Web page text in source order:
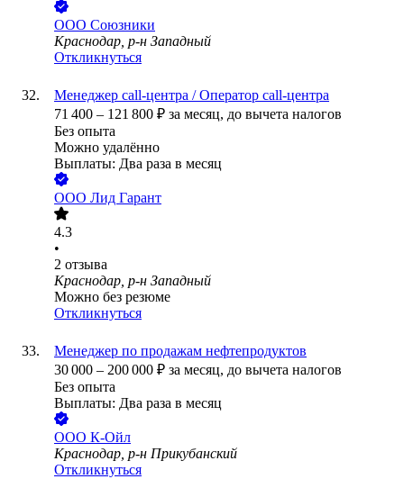
ООО Союзники
Краснодар, р-н Западный
Откликнуться
Менеджер call-центра / Оператор call-центра
71 400 – 121 800 ₽ за месяц, до вычета налогов
Без опыта
Можно удалённо
Выплаты: Два раза в месяц
ООО Лид Гарант
4.3
•
2 отзыва
Краснодар, р-н Западный
Можно без резюме
Откликнуться
Менеджер по продажам нефтепродуктов
30 000 – 200 000 ₽ за месяц, до вычета налогов
Без опыта
Выплаты: Два раза в месяц
ООО К-Ойл
Краснодар, р-н Прикубанский
Откликнуться